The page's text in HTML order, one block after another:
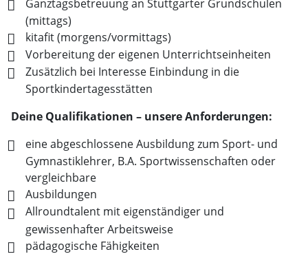
Ganztagsbetreuung an Stuttgarter Grundschulen
(mittags)
kitafit (morgens/vormittags)
Vorbereitung der eigenen Unterrichtseinheiten
Zusätzlich bei Interesse Einbindung in die
Sportkindertagesstätten
Deine Qualifikationen – unsere Anforderungen:
eine abgeschlossene Ausbildung zum Sport- und
Gymnastiklehrer, B.A. Sportwissenschaften oder
vergleichbare
Ausbildungen
Allroundtalent mit eigenständiger und
gewissenhafter Arbeitsweise
pädagogische Fähigkeiten